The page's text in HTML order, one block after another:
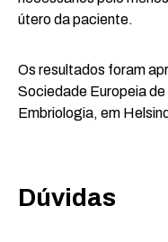
útero da paciente.
Os resultados foram
Sociedade Europeia
Embriologia, em
Dúvidas